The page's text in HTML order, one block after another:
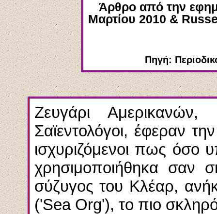
Άρθρο από την
Μαρτίου 2010 &
Πηγή:
Ζευγάρι
Σαϊεντολόγοι, έφεραν
ισχυριζόμενοι πως όσο
χρησιμοποιήθηκα σαν
σύζυγος του Κλέαρ,
('Sea Org'), το πιο